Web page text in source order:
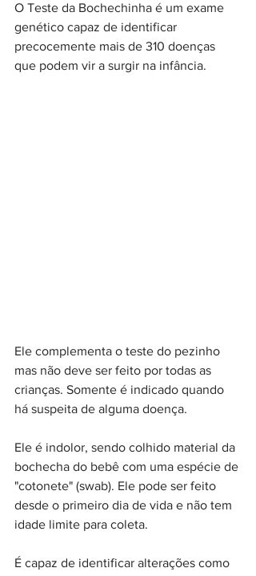
O Teste da Bochechinha é um exame
genético capaz de identificar
precocemente mais de 310 doenças
que podem vir a surgir na infância.
Ele complementa o teste do pezinho
mas não deve ser feito por todas as
crianças. Somente é indicado quando
há suspeita de alguma doença.
Ele é indolor, sendo colhido material da
bochecha do bebê com uma espécie de
"cotonete" (swab). Ele pode ser feito
desde o primeiro dia de vida e não tem
idade limite para coleta.
É capaz de identificar alterações como